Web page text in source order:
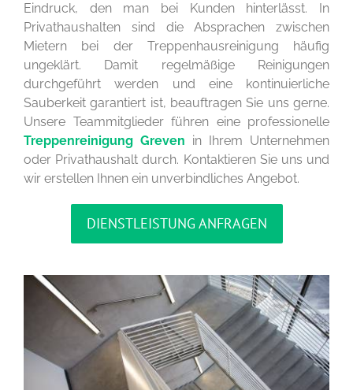
Eindruck, den man bei Kunden hinterlässt. In
Privathaushalten sind die Absprachen zwischen
Mietern bei der Treppenhausreinigung häufig
ungeklärt. Damit regelmäßige Reinigungen
durchgeführt werden und eine kontinuierliche
Sauberkeit garantiert ist, beauftragen Sie uns gerne.
Unsere Teammitglieder führen eine professionelle
Treppenreinigung Greven in Ihrem Unternehmen
oder Privathaushalt durch. Kontaktieren Sie uns und
wir erstellen Ihnen ein unverbindliches Angebot.
DIENSTLEISTUNG ANFRAGEN